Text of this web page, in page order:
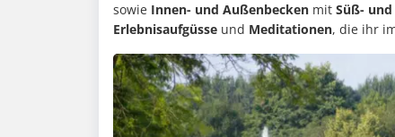
sowie Innen- und Außenbecken mit Süß- und
Erlebnisaufgüsse und Meditationen, die ihr